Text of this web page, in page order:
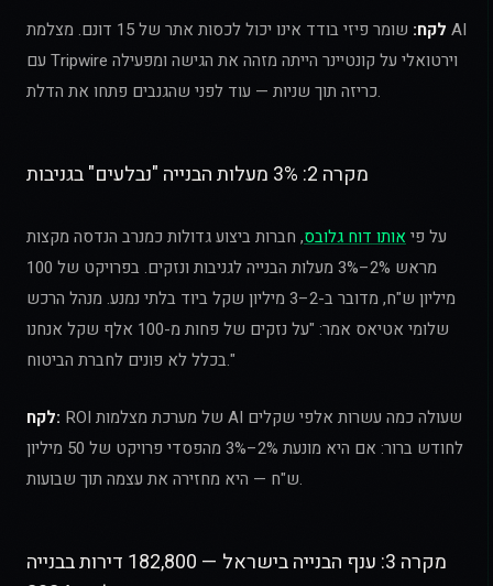
לקח:
שומר פיזי בודד אינו יכול לכסות אתר של 15 דונם. מצלמת AI
עם Tripwire וירטואלי על קונטיינר הייתה מזהה את הגישה ומפעילה
כריזה תוך שניות — עוד לפני שהגנבים פתחו את הדלת.
מקרה 2: 3% מעלות הבנייה "נבלעים" בגניבות
על פי אותו דוח גלובס, חברות ביצוע גדולות כמנרב הנדסה מקצות
מראש 2%–3% מעלות הבנייה לגניבות ונזקים. בפרויקט של 100
מיליון ש"ח, מדובר ב-2–3 מיליון שקל ביוד בלתי נמנע. מנהל הרכש
שלומי אטיאס אמר: "על נזקים של פחות מ-100 אלף שקל אנחנו
בכלל לא פונים לחברת הביטוח."
לקח: ROI של מערכת מצלמות AI שעולה כמה עשרות אלפי שקלים
לחודש ברור: אם היא מונעת 2%–3% מהפסדי פרויקט של 50 מיליון
ש"ח — היא מחזירה את עצמה תוך שבועות.
מקרה 3: ענף הבנייה בישראל — 182,800 דירות בבנייה